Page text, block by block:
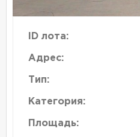
ID лота:
Адрес:
Тип:
Категория:
Площадь: